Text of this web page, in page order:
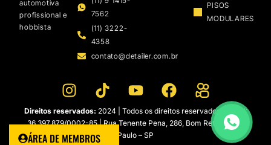
automotiva
profissional e
hobbista
7562
(11) 3222-
4358
contato@detailer.com.br
PISOS
MODULARES
ÁREA DE MEMBROS
Direitos reservados: 2024 | Todos os direitos reservados | CNPJ:
36.397.879/0002-85 | Rua Tenente Pena, 286, Bom Retiro – São
Paulo – SP